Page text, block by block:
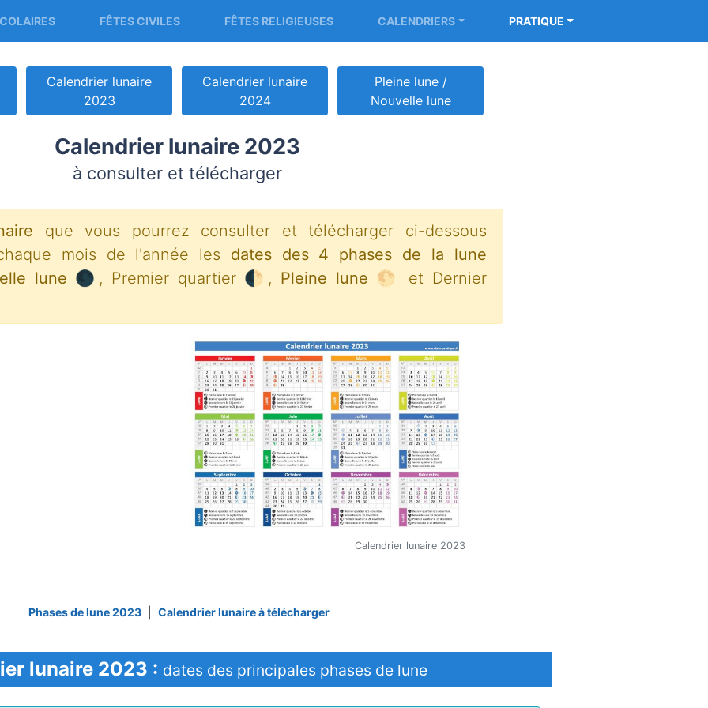
FÊTES CIVILES FÊTES RELIGIEUSES CALENDRIERS PRATIQUE
Calendrier lunaire
2023
Calendrier lunaire
2024
Pleine lune /
Nouvelle lune
Calendrier lunaire 2023
à consulter et télécharger
que vous pourrez consulter et télécharger ci-dessous
mois de l'année les dates des 4 phases de la lune
lune 🌑 , Premier quartier 🌓, Pleine lune 🌕
et Dernier
Calendrier lunaire 2023
Phases de lune 2023 Calendrier lunaire à télécharger
lunaire 2023 : dates des principales phases de lune